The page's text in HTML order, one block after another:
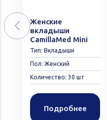
Женские
вкладыши
CamillaMed Mini
Тип: Вкладыши
Пол: Женский
Количество: 30 шт
Подробнее